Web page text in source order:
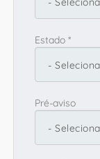
Estado *
Pré-aviso